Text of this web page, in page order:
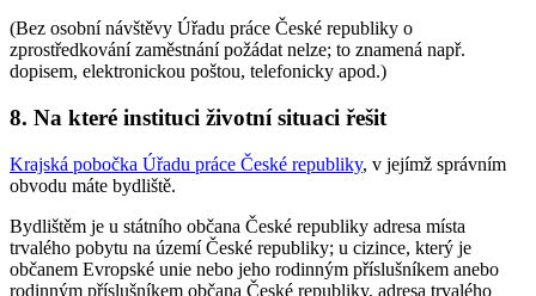
(Bez osobní návštěvy Úřadu práce České republiky o
zprostředkování zaměstnání požádat nelze; to znamená např.
dopisem, elektronickou poštou, telefonicky apod.)
8. Na které instituci životní situaci řešit
Krajská pobočka Úřadu práce České republiky, v jejímž správním
obvodu máte bydliště.
Bydlištěm je u státního občana České republiky adresa místa
trvalého pobytu na území České republiky; u cizince, který je
občanem Evropské unie nebo jeho rodinným příslušníkem anebo
rodinným příslušníkem občana České republiky, adresa trvalého